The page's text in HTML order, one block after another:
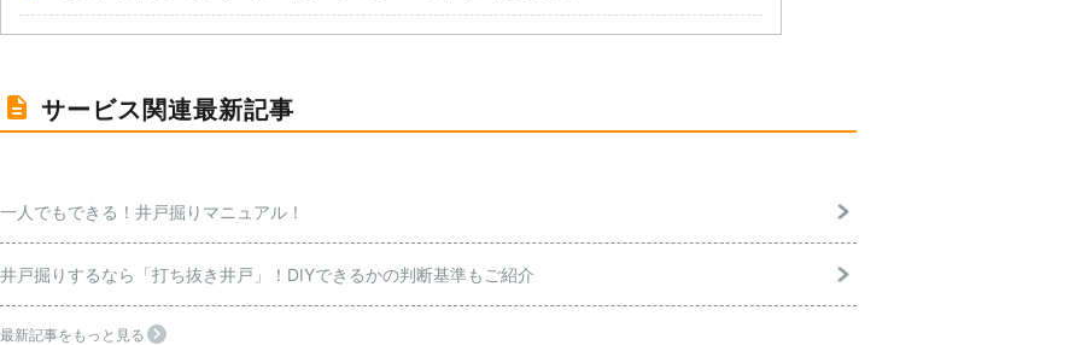
サービス関連最新記事
一人でもできる！井戸掘りマニュアル！
井戸掘りするなら「打ち抜き井戸」！DIYできるかの判断基準もご紹介
最新記事をもっと見る